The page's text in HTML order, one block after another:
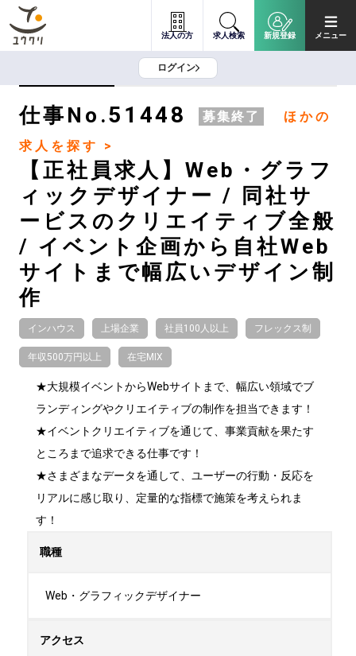
法人の方 求人検索 新規登録 メニュー
ログイン
仕事No.51448 募集終了
ほかの
求人を探す >
【正社員求人】Web・グラフ
ィックデザイナー / 同社サ
ービスのクリエイティブ全般
/ イベント企画から自社Web
サイトまで幅広いデザイン制
作
インハウス 上場企業 社員100人以上 フレックス制
年収500万円以上 在宅MIX
★大規模イベントからWebサイトまで、幅広い領域でブ
ランディングやクリエイティブの制作を担当できます！
★イベントクリエイティブを通じて、事業貢献を果たす
ところまで追求できる仕事です！
★さまざまなデータを通して、ユーザーの行動・反応を
リアルに感じ取り、定量的な指標で施策を考えられま
す！
職種
Web・グラフィックデザイナー
アクセス